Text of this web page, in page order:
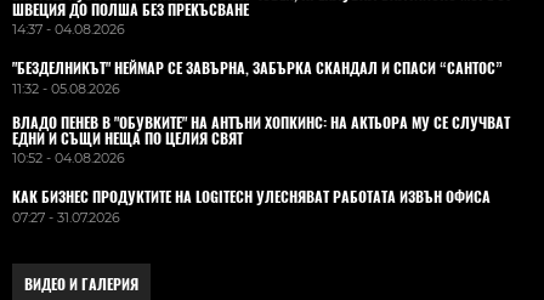
ШВЕЦИЯ ДО ПОЛША БЕЗ ПРЕКЪСВАНЕ
14:37 - 04.08.2026
"БЕЗДЕЛНИКЪТ" НЕЙМАР СЕ ЗАВЪРНА, ЗАБЪРКА СКАНДАЛ И СПАСИ “САНТОС”
11:32 - 05.08.2026
ВЛАДO ПЕНЕВ В "ОБУВКИТЕ" НА АНТЪНИ ХОПКИНС: НА АКТЬОРА МУ СЕ СЛУЧВАТ
ЕДНИ И СЪЩИ НЕЩА ПО ЦЕЛИЯ СВЯТ
10:52 - 04.08.2026
КАК БИЗНЕС ПРОДУКТИТЕ НА LOGITECH УЛЕСНЯВАТ РАБОТАТА ИЗВЪН ОФИСА
07:27 - 31.07.2026
ВИДЕО И ГАЛЕРИЯ